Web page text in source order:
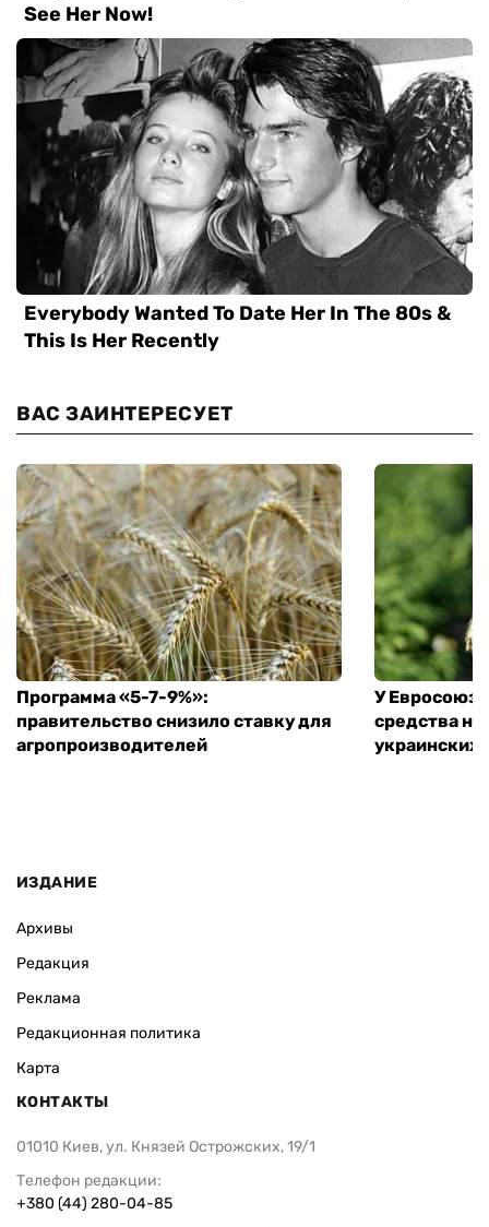
ВАС ЗАИНТЕРЕСУЕТ
Программа «5-7-9%»:
правительство снизило ставку для
агропроизводителей
У
средства
ИЗДАНИЕ
Архивы
Редакция
Реклама
Редакционная политика
Карта
КОНТАКТЫ
01010 Киев, ул. Князей Острожских, 19/1
Телефон редакции:
+380 (44) 280-04-85